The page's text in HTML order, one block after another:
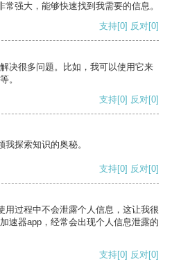
强大，能够快速找到我需要的信息。
支持[0] 反对[0]
决很多问题。比如，我可以使用它来
。
支持[0] 反对[0]
探索知识的奥秘。
支持[0] 反对[0]
用过程中不会泄露个人信息，这让我很
速器app，经常会出现个人信息泄露的
支持[0] 反对[0]